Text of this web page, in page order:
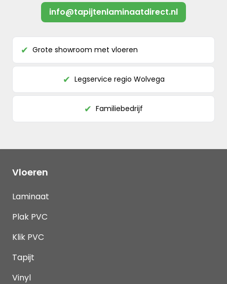
info@tapijtenlaminaatdirect.nl
✔ Grote showroom met vloeren
✔ Legservice regio Wolvega
✔ Familiebedrijf
Vloeren
Laminaat
Plak PVC
Klik PVC
Tapijt
Vinyl